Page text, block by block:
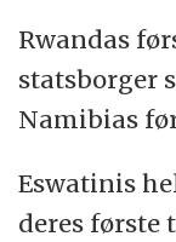
Rwandas
statsborger
Namibias
Eswatinis
deres første